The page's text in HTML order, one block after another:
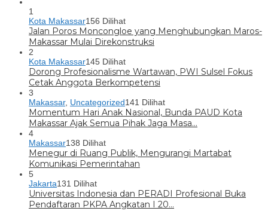
1
Kota Makassar156 Dilihat
Jalan Poros Moncongloe yang Menghubungkan Maros-
Makassar Mulai Direkonstruksi
2
Kota Makassar145 Dilihat
Dorong Profesionalisme Wartawan, PWI Sulsel Fokus
Cetak Anggota Berkompetensi
3
Makassar, Uncategorized141 Dilihat
Momentum Hari Anak Nasional, Bunda PAUD Kota
Makassar Ajak Semua Pihak Jaga Masa…
4
Makassar138 Dilihat
Menegur di Ruang Publik, Mengurangi Martabat
Komunikasi Pemerintahan
5
Jakarta131 Dilihat
Universitas Indonesia dan PERADI Profesional Buka
Pendaftaran PKPA Angkatan I 20…